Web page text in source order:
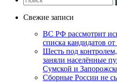
Свежие записи
ВС РФ рассмотрит
списка кандидатов
Шесть под
заняли населённые
Сумской и
Сборные России не